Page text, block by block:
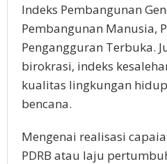
Indeks Pembangunan
Pembangunan Manusia,
Pengangguran Terbuka.
birokrasi, indeks
kualitas lingkungan
bencana.
Mengenai realisasi
PDRB atau laju